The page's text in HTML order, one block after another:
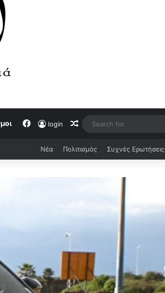
login
Νέα Πολιτισμός Συχνές Ερωτήσεις